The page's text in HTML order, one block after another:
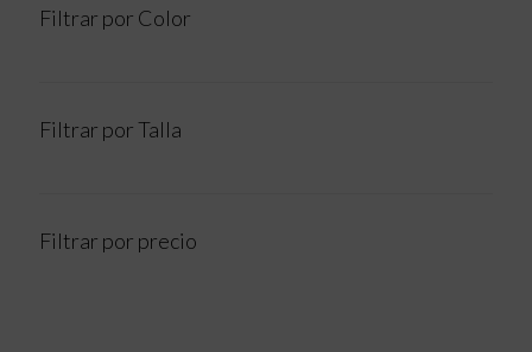
Filtrar por Color
Filtrar por Talla
Filtrar por precio